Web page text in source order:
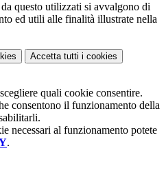
questo utilizzati si avvalgono di
ed utili alle finalità illustrate nella
Accetta tutti i cookies
quali cookie consentire.
consentono il funzionamento della
necessari al funzionamento potete
.